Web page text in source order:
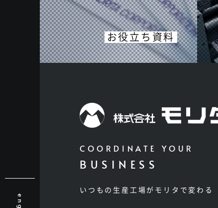
お役立ち資料
COORDINATE YOUR
BUSINESS
いつもの生産工場がモリタで変わる